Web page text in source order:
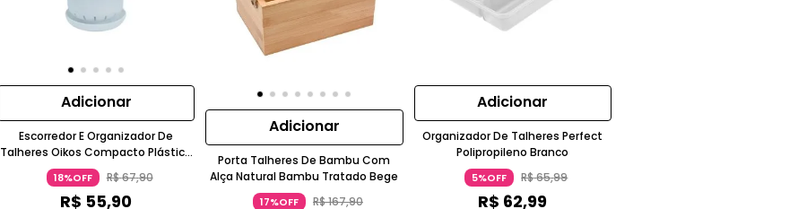
Adicionar
Escorredor E Organizador De
Talheres Oikos Compacto Plástico
Cinza Escuro
18%OFF R$67,90
R$ 55,90
Adicionar
Porta Talheres De Bambu Com
Alça Natural Bambu Tratado Bege
17%OFF R$167,90
Adicionar
Organizador De Talheres Perfect
Polipropileno Branco
5%OFF R$65,99
R$ 62,99